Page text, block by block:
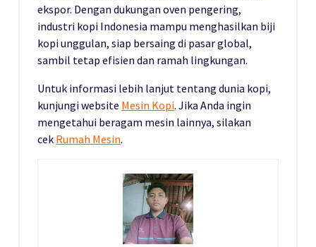
ekspor. Dengan dukungan oven pengering,
industri kopi Indonesia mampu menghasilkan biji
kopi unggulan, siap bersaing di pasar global,
sambil tetap efisien dan ramah lingkungan.
Untuk informasi lebih lanjut tentang dunia kopi,
kunjungi website Mesin Kopi. Jika Anda ingin
mengetahui beragam mesin lainnya, silakan
cek Rumah Mesin.